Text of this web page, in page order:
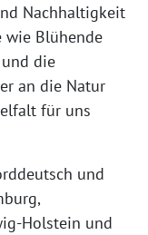
Nachhaltigkeit
wie Blühende
die
an die Natur
für uns
und
Holstein und